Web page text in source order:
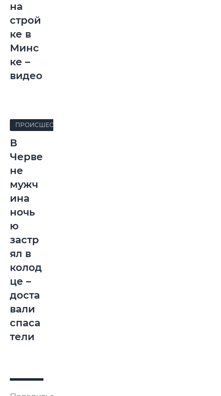
на
строй
ке в
Минс
ке –
видео
ПРОИСШЕСТВИЯ
В
Черве
не
мужч
ина
ночь
ю
застр
ял в
колод
це –
доста
вали
спаса
тели